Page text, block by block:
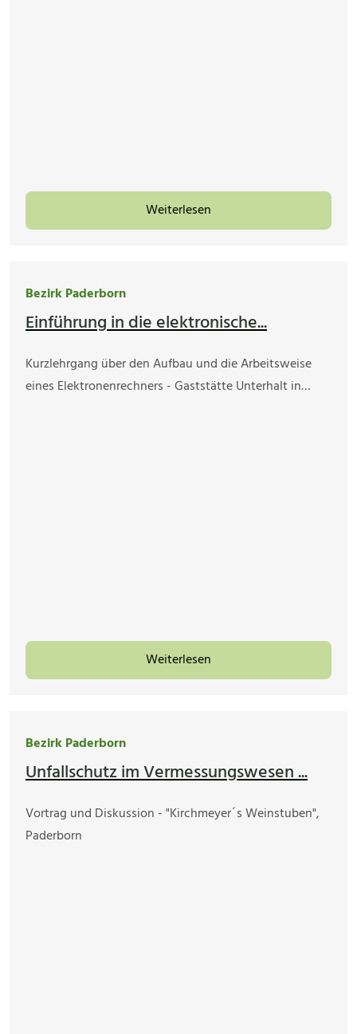
Weiterlesen
Bezirk Paderborn
Einführung in die elektronische...
Kurzlehrgang über den Aufbau und die Arbeitsweise
eines Elektronenrechners - Gaststätte Unterhalt in…
Weiterlesen
Bezirk Paderborn
Unfallschutz im Vermessungswesen ...
Vortrag und Diskussion - "Kirchmeyer´s Weinstuben",
Paderborn